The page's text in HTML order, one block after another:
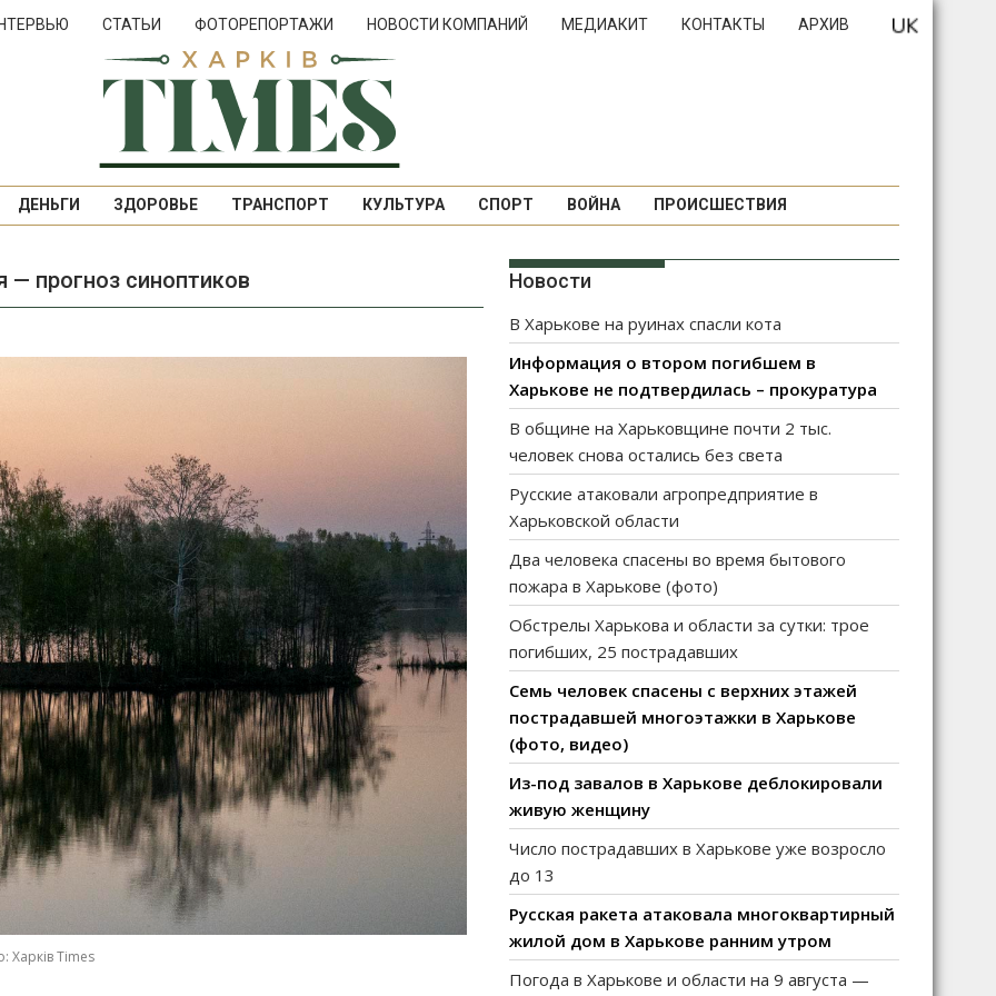
СТАТЬИ ФОТОРЕПОРТАЖИ НОВОСТИ КОМПАНИЙ МЕДИАКИТ КОНТАКТЫ АРХИВ
ДЕНЬГИ ЗДОРОВЬЕ ТРАНСПОРТ КУЛЬТУРА СПОРТ ВОЙНА ПРОИСШЕСТВИЯ
— прогноз синоптиков
Харків Times
Новости
В Харькове на руинах спасли кота
Информация о втором погибшем в
Харькове не подтвердилась – прокуратура
В общине на Харьковщине почти 2 тыс.
человек снова остались без света
Русские атаковали агропредприятие в
Харьковской области
Два человека спасены во время бытового
пожара в Харькове (фото)
Обстрелы Харькова и области за сутки: трое
погибших, 25 пострадавших
Семь человек спасены с верхних этажей
пострадавшей многоэтажки в Харькове
(фото, видео)
Из-под завалов в Харькове деблокировали
живую женщину
Число пострадавших в Харькове уже возросло
до 13
Русская ракета атаковала многоквартирный
жилой дом в Харькове ранним утром
Погода в Харькове и области на 9 августа —